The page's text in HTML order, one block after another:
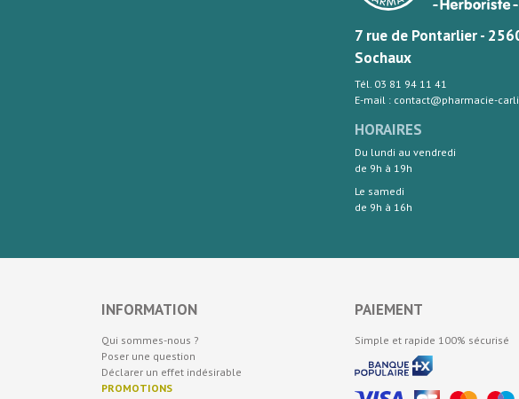
7 rue de Pontarlier -
Sochaux
Tél. 03 81 94 11 41
E-mail : contact@pharmacie-
HORAIRES
Du lundi au vendredi
de 9h à 19h
Le samedi
de 9h à 16h
INFORMATION
Qui sommes-nous ?
Poser une question
Déclarer un effet indésirable
PROMOTIONS
PAIEMENT
Simple et rapide 100% sécurisé